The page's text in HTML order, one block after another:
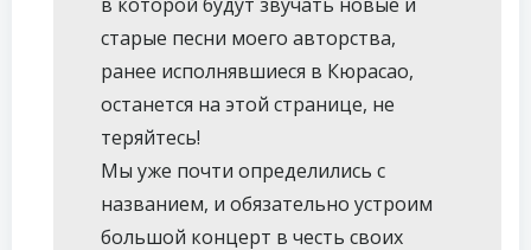
старые песни моего авторства,
ранее исполнявшиеся в Кюрасао,
останется на этой странице, не
теряйтесь!
Мы уже почти определились с
названием, и обязательно устроим
большой концерт в честь своих